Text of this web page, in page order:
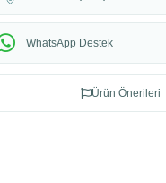
WhatsApp Destek
Ürün Önerileri